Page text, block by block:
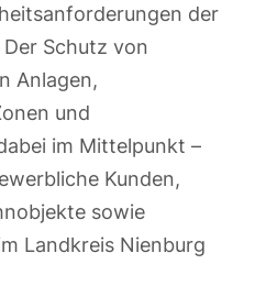
der
Schutz von
Anlagen,
und
im Mittelpunkt –
Kunden,
sowie
Landkreis Nienburg